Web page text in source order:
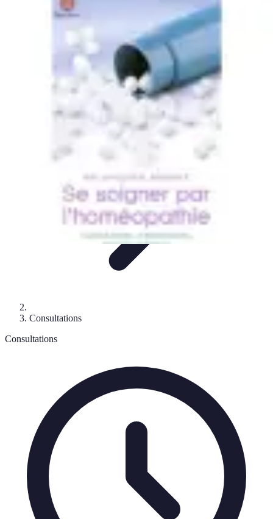
Medical Direct
Conseils pratiquesComprendre la médecine directeChoix du
Services Médicaux Avantages de la médecine directe
Consultations
Consultations